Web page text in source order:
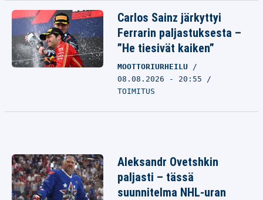
Carlos Sainz järkyttyi
Ferrarin paljastuksesta –
”He tiesivät kaiken”
MOOTTORIURHEILU
08.08.2026 - 20:55
TOIMITUS
Aleksandr Ovetshkin
paljasti – tässä
suunnitelma NHL-uran